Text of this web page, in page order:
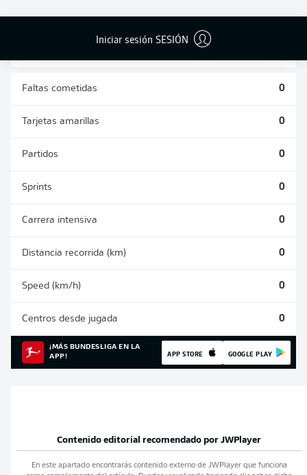
Iniciar sesión SESIÓN
DIVIDIDOS
0
AÉREOS
0
Faltas cometidas 0
Tarjetas amarillas 0
Partidos 0
Sprints 0
Carrera intensiva 0
Distancia recorrida (km) 0
Speed (km/h) 0
Centros desde jugada 0
¡MÁS BUNDESLIGA EN LA
APP!
APP STORE GOOGLE PLAY
Contenido editorial recomendado por JWPlayer
En este apartado encontrarás contenido externo de JWPlayerque funciona